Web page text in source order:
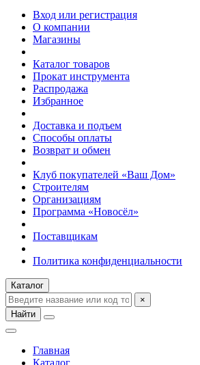
Вход или регистрация
О компании
Магазины
Каталог товаров
Прокат инструмента
Распродажа
Избранное
Доставка и подъем
Способы оплаты
Возврат и обмен
Клуб покупателей «Ваш Дом»
Строителям
Организациям
Программа «Новосёл»
Поставщикам
Политика конфиденциальности
Каталог
×
Найти
Главная
Каталог